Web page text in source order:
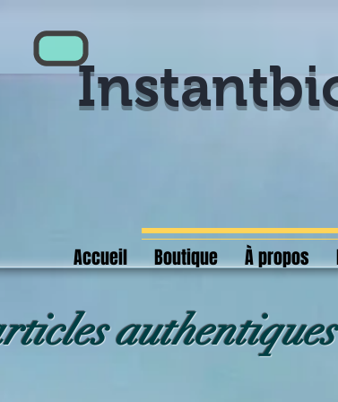
Accueil Boutique À propos
authentiques